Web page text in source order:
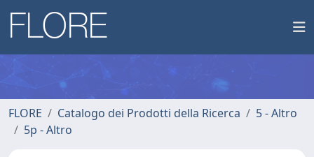
FLORE Catalogo dei Prodotti della Ricerca
5 - Altro
5p - Altro